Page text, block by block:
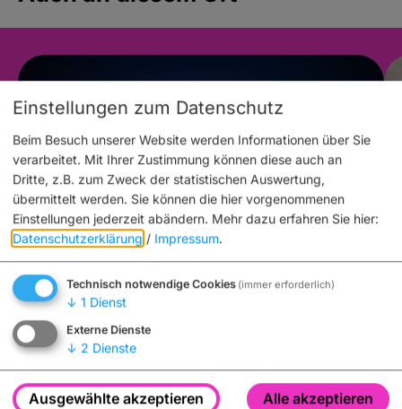
Kunst & Ausstellungen
19. Mai bis 30. August 2026
09:00 bis 17:00 Uhr
Ausstellung „Glanzlichter der
Naturfotografie“
Einstellungen zum Datenschutz
Beim Besuch unserer Website werden Informationen über Sie
verarbeitet. Mit Ihrer Zustimmung können diese auch an
Dritte, z.B. zum Zweck der statistischen Auswertung,
übermittelt werden. Sie können die hier vorgenommenen
Einstellungen jederzeit abändern. Mehr dazu erfahren Sie hier:
Datenschutzerklärung / Impressum.
Technisch notwendige Cookies (immer erforderlich)
↓ 1 Dienst
Externe Dienste
↓ 2 Dienste
Ausgewählte akzeptieren Alle akzeptieren